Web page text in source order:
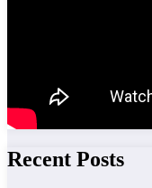
Recent Posts